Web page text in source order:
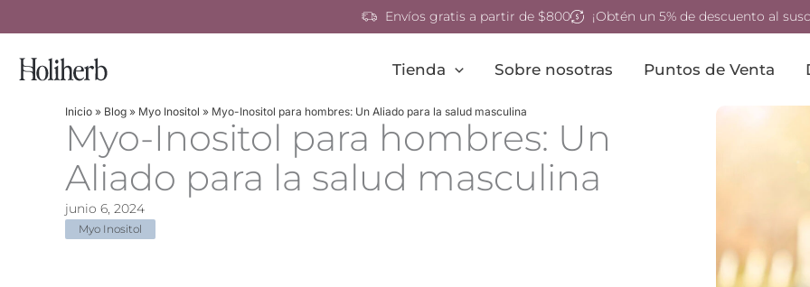
al
contenido
Envíos gratis a partir de $800 ¡Obtén un 5% de descuento al
Tienda Sobre nosotras Puntos de Venta
Inicio » Blog » Myo Inositol » Myo-Inositol para hombres: Un Aliado para la salud masculina
Myo-Inositol para hombres: Un
Aliado para la salud masculina
junio 6, 2024
Myo Inositol